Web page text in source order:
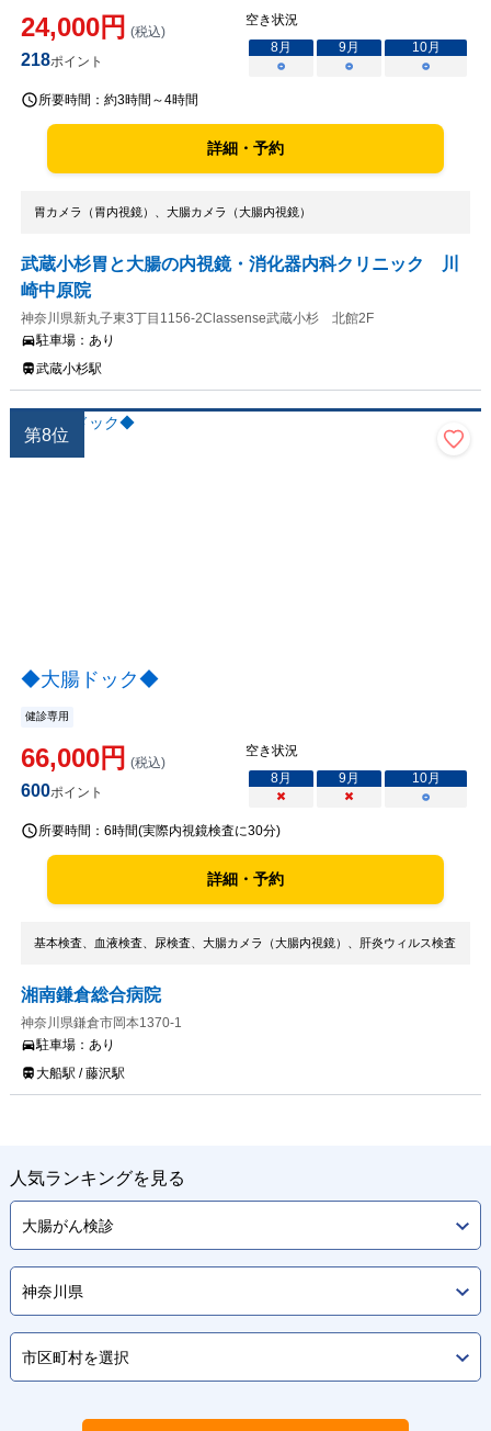
24,000円 (税込)
218ポイント
空き状況
8月 9月 10月
○
○ ○
所要時間： 約3時間～4時間
詳細・予約
胃カメラ（胃内視鏡）、大腸カメラ（大腸内視鏡）
武蔵小杉胃と大腸の内視鏡・消化器内科クリニック 川
崎中原院
神奈川県新丸子東3丁目1156-2Classense武蔵小杉 北館2F
駐車場： あり
武蔵小杉駅
第8位
◆大腸ドック◆
健診専用
66,000円 (税込)
600ポイント
空き状況
8月 9月 10月
×
× ○
所要時間： 6時間(実際内視鏡検査に30分)
詳細・予約
基本検査、血液検査、尿検査、大腸カメラ（大腸内視鏡）、肝炎ウィルス検査
湘南鎌倉総合病院
神奈川県鎌倉市岡本1370-1
駐車場： あり
大船駅 / 藤沢駅
人気ランキングを見る